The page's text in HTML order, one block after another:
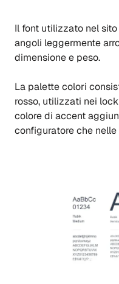
Il font utilizzato nel
angoli leggermente
dimensione e peso.
La palette colori
rosso, utilizzati nei
colore di accent
configuratore che